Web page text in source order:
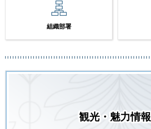
組織部署
観光・魅力情報